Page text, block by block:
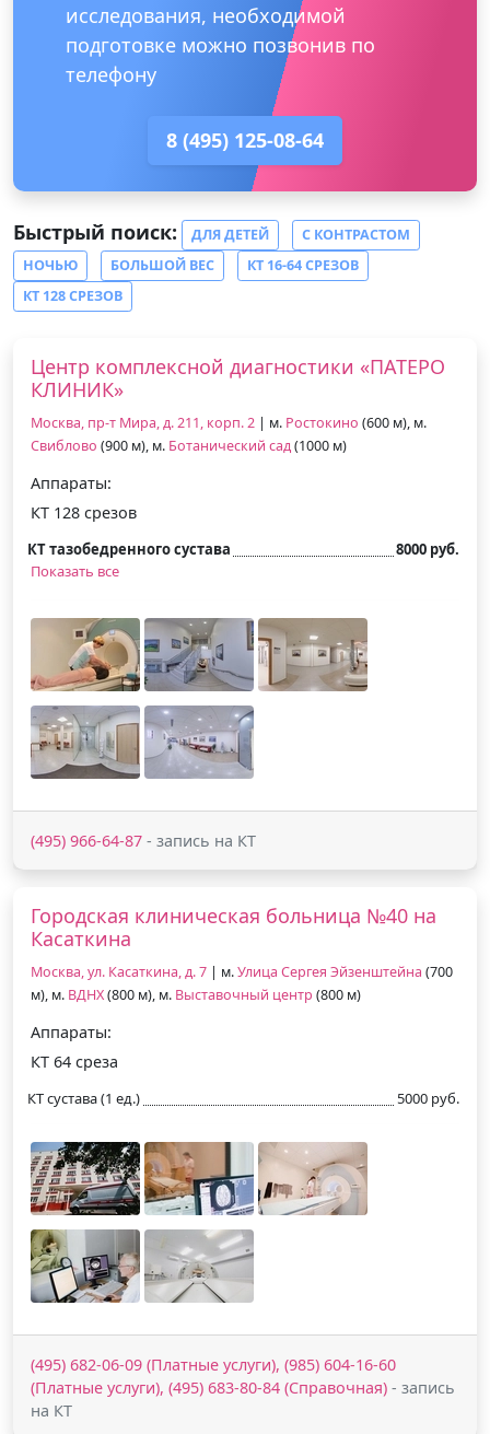
исследования, необходимой
подготовке можно позвонив по
телефону
8 (495) 125-08-64
Быстрый поиск: ДЛЯ ДЕТЕЙ
С КОНТРАСТОМ
НОЧЬЮ
БОЛЬШОЙ ВЕС
КТ 16-64 СРЕЗОВ
КТ 128 СРЕЗОВ
Центр комплексной диагностики «ПАТЕРО
КЛИНИК»
Москва, пр-т Мира, д. 211, корп. 2 | м. Ростокино (600 м), м.
Свиблово (900 м), м. Ботанический сад(1000 м)
Аппараты:
КТ 128 срезов
КТ тазобедренного сустава
8000 руб.
Показать все
(495) 966-64-87 - запись на КТ
Городская клиническая больница №40 на
Касаткина
Москва, ул. Касаткина, д. 7 | м.Улица Сергея Эйзенштейна (700
м), м. ВДНХ(800 м), м. Выставочный центр (800 м)
Аппараты:
КТ 64 среза
КТ сустава (1 ед.) 5000 руб.
(495) 682-06-09 (Платные услуги), (985) 604-16-60
(Платные услуги), (495) 683-80-84 (Справочная) - запись
на КТ